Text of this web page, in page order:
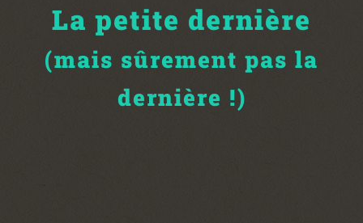
La petite dernière
(mais sûrement pas la
dernière !)